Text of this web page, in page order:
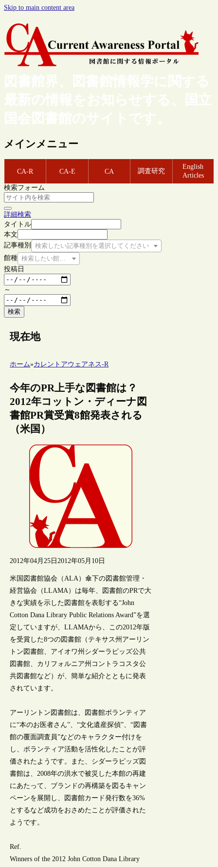
Skip to main content area
図書館界、図書館情報学に関する
最新の情報をお知らせする、国立
国会図書館のサイトです。
メインメニュー
CA-R CA-E CA 調査研究
English
Articles
検索フォーム
詳細検索
タイトル
本文
記事種別
検索したい記事種別を選択してください
館種 検索したい館種を選択してください
投稿日
～
検索
現在地
ホーム»カレントアウェアネス-R
今年のPR上手な図書館は？
2012年コットン・ディーナ図
書館PR賞受賞8館発表される
（米国）
2012年04月25日 2012年05月10日
米国図書館協会（ALA）傘下の図書館管理・
経営協会（LLAMA）は毎年、図書館のPRで大
きな実績を示した図書館を表彰する“John
Cotton Dana Library Public Relations Award”を選
定していますが、LLAMAから、この2012年版
を受賞した8つの図書館（テキサス州アーリン
トン図書館、アイオワ州シダーラピッズ公共
図書館、カリフォルニア州コントラコスタ公
共図書館など）が、簡単な紹介とともに発表
されています。
アーリントン図書館は、図書館ボランティア
に“本のお医者さん”、“文化遺産探偵”、“図書
館の覆面調査員”などのキャラクター付けを
し、ボランティア活動を活性化したことが評
価されたようです。また、シダーラピッズ図
書館は、2008年の洪水で被災した本館の再建
にあたって、ブランドの再構築を図るキャン
ペーンを展開し、図書館カード発行数を36%
とするなど成功をおさめたことが評価された
ようです。
Ref.
Winners of the 2012 John Cotton Dana Library